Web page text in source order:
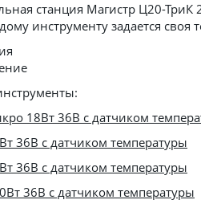
станция Магистр Ц20-
инструменту задается
18Вт 36В с датчиком
36В с датчиком температуры
36В с датчиком температуры
36В с датчиком температуры